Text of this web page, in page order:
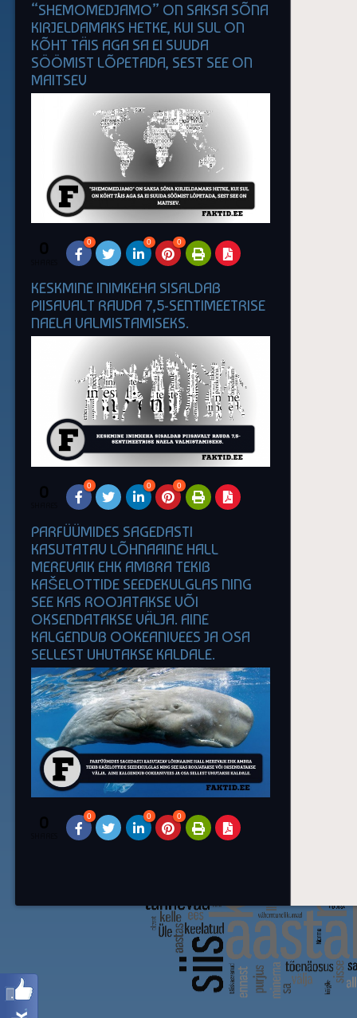
“SHEMOMEDJAMO” ON SAKSA SÕNA
KIRJELDAMAKS HETKE, KUI SUL ON
KÕHT TÄIS AGA SA EI SUUDA
SÖÖMIST LÕPETADA, SEST SEE ON
MAITSEV
0 0 0 0
KESKMINE INIMKEHA SISALDAB
PIISAVALT RAUDA 7,5-SENTIMEETRISE
NAELA VALMISTAMISEKS.
0 0 0 0
PARFÜÜMIDES SAGEDASTI
KASUTATAV LÕHNAAINE HALL
MEREVAIK EHK AMBRA TEKIB
KAŠELOTTIDE SEEDEKULGLAS NING
SEE KAS ROOJATAKSE VÕI
OKSENDATAKSE VÄLJA. AINE
KALGENDUB OOKEANIVEES JA OSA
SELLEST UHUTAKSE KALDALE.
0 0 0 0